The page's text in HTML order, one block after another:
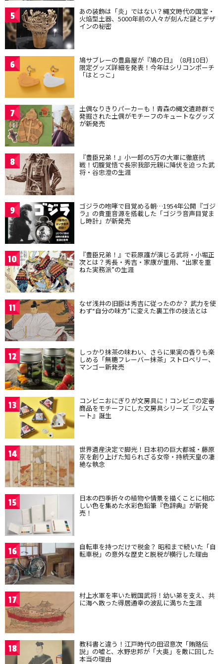
5 あの装飾は「炎」ではない？縄文時代の国宝・
火焔型土器、5000年前の人々が刻んだ謎とデザ
インの秘密
6 鳩サブレーの豊島屋が『鳩の日』（8月10日）
限定グッズ詳細を発表！今年はシリコンポーチ
「はとっこ」
7 土偶なりきりパーカーも！青森の縄文遺跡群で
発掘された土偶がモチーフのキュートなグッズ
が新発売
8 『豊臣兄弟！』小一郎の5万の大軍に徹底抗
戦！切腹覚悟で長宗我部元親に降伏を迫った武
将・谷忠澄の生涯
9 ゴジラの咆哮で目覚める朝…1954年公開『ゴジ
ラ』の貴重音源を搭載した「ゴジラ音声目覚ま
し時計」が新発売
10 『豊臣兄弟！』で萩原護が演じる武将・小堀正
次とは？秀長・秀吉・家康が重用、“出家を重
ねた実務派”の生涯
11 なぜ浅井の旧臣は秀吉に従ったのか？ 武力を使
わず“自分の味方”に変えた裏工作の技法とは
12 しっかり抹茶の味わい、さらに果実の香りも楽
しめる「無糖フレーバー抹茶」ストロベリー、
マンゴー新発売
13 コンビニおにぎりが文房具に！コンビニの定番
商品をモチーフにした文房具シリーズ『ジムマ
ート』誕生
14 世界遺産決定で脚光！日本初の巨大都城・藤原
京を創り上げた知られざる女帝・持統天皇の凄
絶な執念
15 日本の四季折々の植物や情景を描くことに相応
しい色を集めた水彩色鉛筆『色辞典』が新発
売！
16 自転車を持つだけで税金？ 昭和まで続いた「自
転車税」の意外な歴史と脱税が横行した理由
17 村上水軍を率いた戦国武将！幼い弟を支え、共
に海へ散った得居通幸の波乱に満ちた生涯
18 教科書と違う！江戸時代の田沼意次「賄賂伝
説」の嘘と、水野忠邦が「大奥」を敵に回した
本当の理由